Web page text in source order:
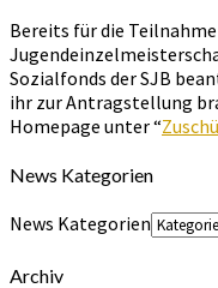
Bereits für die
Sozialfonds der SJB
ihr zur Antragstellung
Homepage unter “
News Kategorien
News Kategorien
Archiv